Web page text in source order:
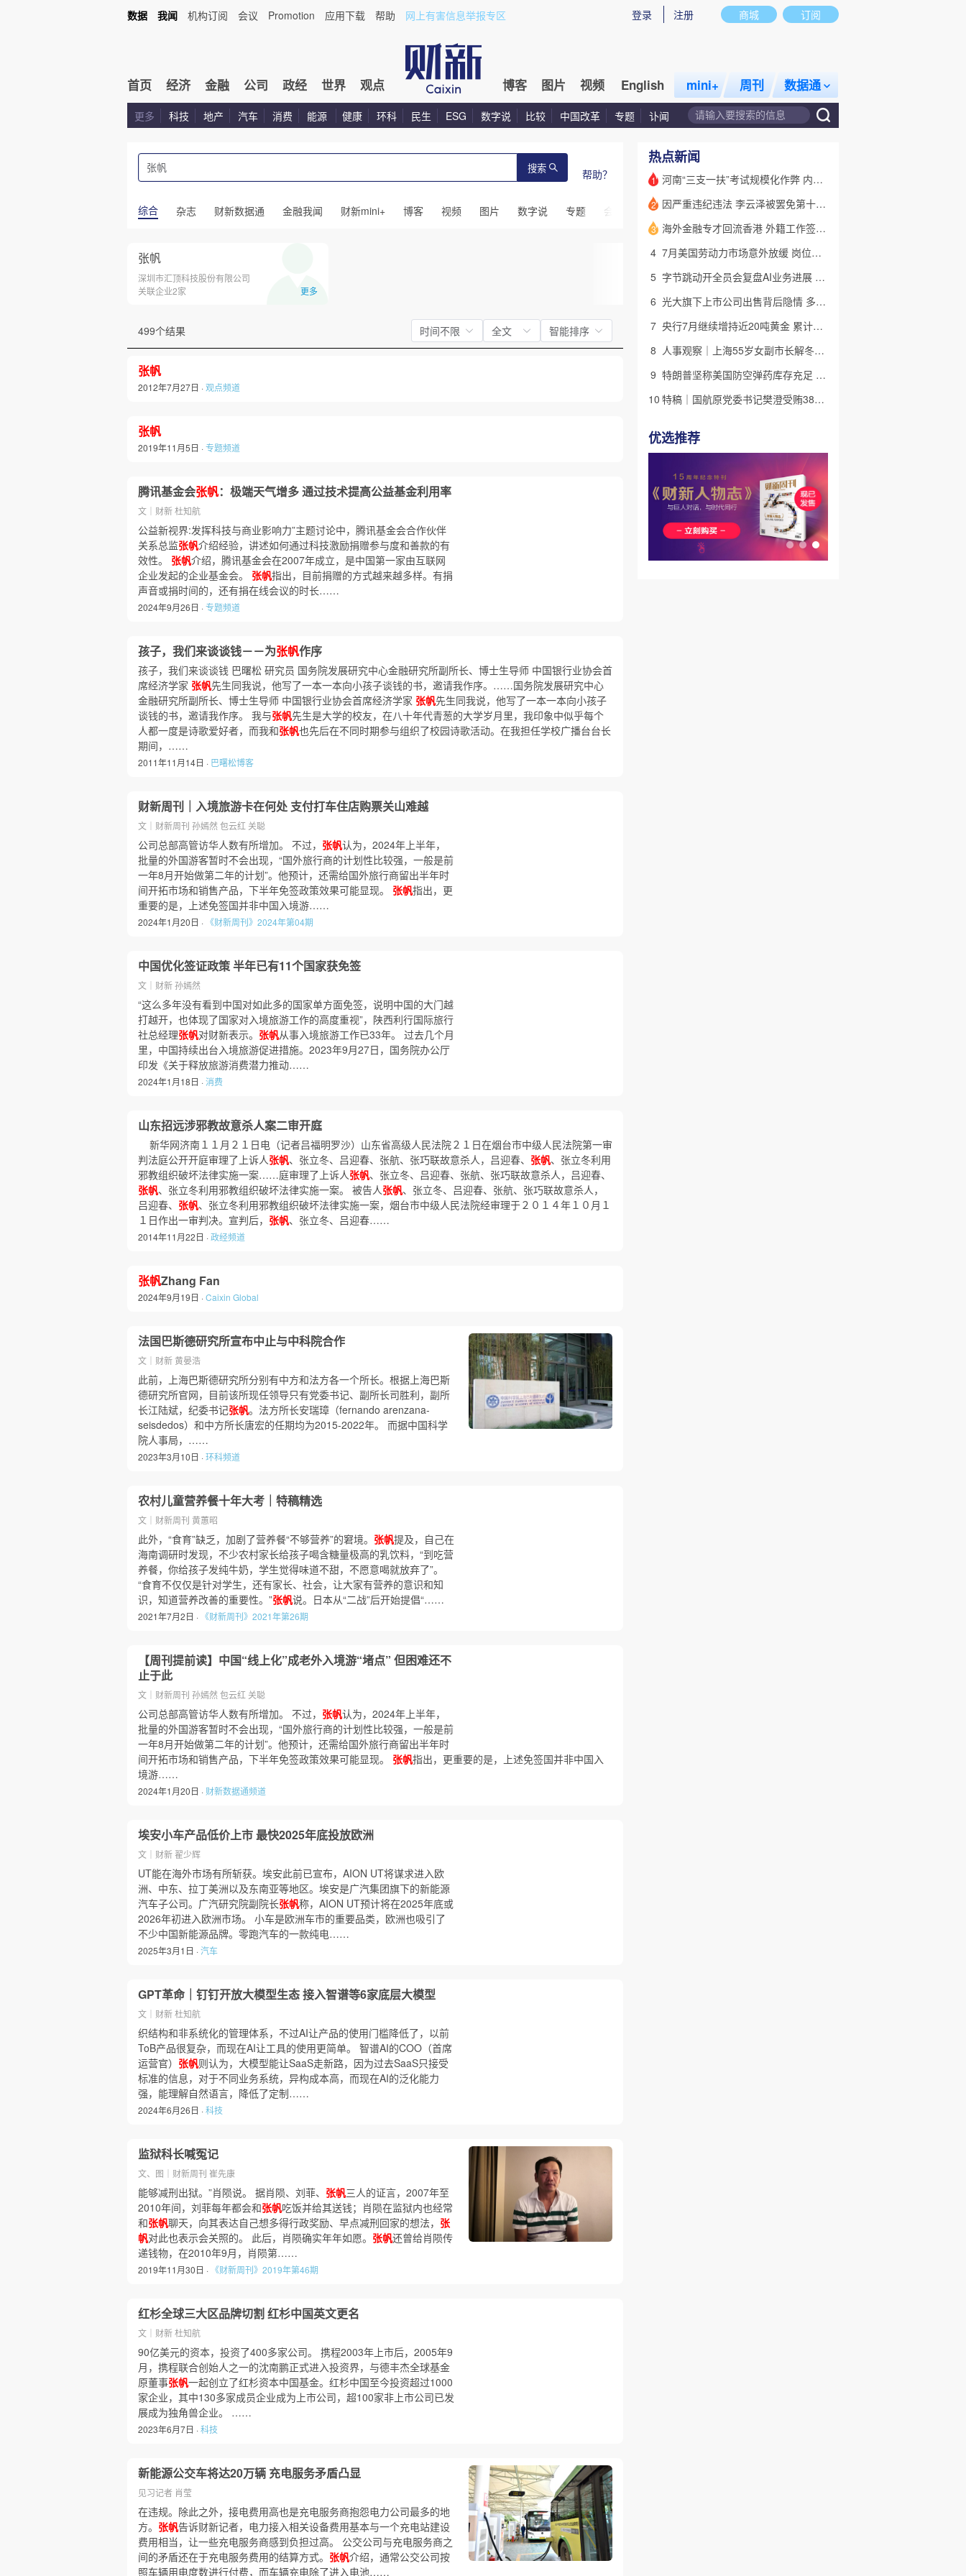
商城 订阅
登录 注册
数据 我闻 机构订阅 会议 Promotion 应用下载 帮助 网上有害信息举报专区
首页 经济 金融 公司 政经 世界 观点 博客 图片 视频 English mini+ 周刊 数据通
更多 科技 地产 汽车 消费 能源 健康 环科 民生 ESG 数字说 比较 中国改革 专题 讣闻
搜索 帮助？
综合 杂志 财新数据通 金融我闻 财新mini+ 博客 视频 图片 数字说 专题 会议 话题 特别呈现 私房课
张帆
深圳市汇顶科技股份有限公司
关联企业2家
更多
499个结果 时间不限 全文 智能排序
张帆
2012年7月27日 ·观点频道
张帆
2019年11月5日 ·专题频道
腾讯基金会张帆：极端天气增多 通过技术提高公益基金利用率
文｜财新 杜知航
公益新视界:发挥科技与商业影响力”主题讨论中，腾讯基金会合作伙伴
关系总监张帆介绍经验，讲述如何通过科技激励捐赠参与度和善款的有
效性。 张帆介绍，腾讯基金会在2007年成立，是中国第一家由互联网
企业发起的企业基金会。 张帆指出，目前捐赠的方式越来越多样。有捐
声音或捐时间的，还有捐在线会议的时长……
2024年9月26日 ·专题频道
孩子，我们来谈谈钱－－为张帆作序
孩子，我们来谈谈钱 巴曙松 研究员 国务院发展研究中心金融研究所副所长、博士生导师 中国银行业协会首
席经济学家 张帆先生同我说，他写了一本一本向小孩子谈钱的书，邀请我作序。……国务院发展研究中心
金融研究所副所长、博士生导师 中国银行业协会首席经济学家 张帆先生同我说，他写了一本一本向小孩子
谈钱的书，邀请我作序。 我与张帆先生是大学的校友，在八十年代青葱的大学岁月里，我印象中似乎每个
人都一度是诗歌爱好者，而我和张帆也先后在不同时期参与组织了校园诗歌活动。在我担任学校广播台台长
期间，……
2011年11月14日 · 巴曙松博客
财新周刊｜入境旅游卡在何处 支付打车住店购票关山难越
文｜财新周刊 孙嫣然 包云红 关聪
公司总部高管访华人数有所增加。 不过， 张帆认为，2024年上半年，
批量的外国游客暂时不会出现，“国外旅行商的计划性比较强，一般是前
一年8月开始做第二年的计划”。他预计，还需给国外旅行商留出半年时
间开拓市场和销售产品，下半年免签政策效果可能显现。 张帆指出，更
重要的是，上述免签国并非中国入境游……
2024年1月20日 · 《财新周刊》2024年第04期
中国优化签证政策 半年已有11个国家获免签
文｜财新 孙嫣然
“这么多年没有看到中国对如此多的国家单方面免签，说明中国的大门越
打越开，也体现了国家对入境旅游工作的高度重视”，陕西利行国际旅行
社总经理张帆对财新表示。 张帆从事入境旅游工作已33年。 过去几个月
里，中国持续出台入境旅游促进措施。2023年9月27日，国务院办公厅
印发《关于释放旅游消费潜力推动……
2024年1月18日 ·消费
山东招远涉邪教故意杀人案二审开庭
新华网济南１１月２１日电（记者吕福明罗沙）山东省高级人民法院２１日在烟台市中级人民法院第一审
判法庭公开开庭审理了上诉人张帆、张立冬、吕迎春、张航、张巧联故意杀人，吕迎春、 张帆、张立冬利用
邪教组织破坏法律实施一案……庭审理了上诉人张帆、张立冬、吕迎春、张航、张巧联故意杀人，吕迎春、
张帆、张立冬利用邪教组织破坏法律实施一案。 被告人张帆、张立冬、吕迎春、张航、张巧联故意杀人，
吕迎春、 张帆、张立冬利用邪教组织破坏法律实施一案，烟台市中级人民法院经审理于２０１４年１０月１
１日作出一审判决。宣判后， 张帆、张立冬、吕迎春……
2014年11月22日 ·政经频道
张帆Zhang Fan
2024年9月19日 ·Caixin Global
法国巴斯德研究所宣布中止与中科院合作
文｜财新 黄晏浩
此前，上海巴斯德研究所分别有中方和法方各一个所长。根据上海巴斯
德研究所官网，目前该所现任领导只有党委书记、副所长司胜利，副所
长江陆斌，纪委书记张帆。法方所长安瑞璋（fernando arenzana-
seisdedos）和中方所长唐宏的任期均为2015-2022年。 而据中国科学
院人事局，……
2023年3月10日 ·环科频道
农村儿童营养餐十年大考｜特稿精选
文｜财新周刊 黄蕙昭
此外，“食育”缺乏，加剧了营养餐“不够营养”的窘境。 张帆提及，自己在
海南调研时发现，不少农村家长给孩子喝含糖量极高的乳饮料，“到吃营
养餐，你给孩子发纯牛奶，学生觉得味道不甜，不愿意喝就放弃了”。
“食育不仅仅是针对学生，还有家长、社会，让大家有营养的意识和知
识，知道营养改善的重要性。”张帆说。日本从“二战”后开始提倡“……
2021年7月2日 · 《财新周刊》2021年第26期
【周刊提前读】中国“线上化”成老外入境游“堵点” 但困难还不
止于此
文｜财新周刊 孙嫣然 包云红 关聪
公司总部高管访华人数有所增加。 不过， 张帆认为，2024年上半年，
批量的外国游客暂时不会出现，“国外旅行商的计划性比较强，一般是前
一年8月开始做第二年的计划”。他预计，还需给国外旅行商留出半年时
间开拓市场和销售产品，下半年免签政策效果可能显现。 张帆指出，更重要的是，上述免签国并非中国入
境游……
2024年1月20日 · 财新数据通频道
埃安小车产品低价上市 最快2025年底投放欧洲
文｜财新 翟少辉
UT能在海外市场有所斩获。埃安此前已宣布，AION UT将谋求进入欧
洲、中东、拉丁美洲以及东南亚等地区。埃安是广汽集团旗下的新能源
汽车子公司。广汽研究院副院长张帆称，AION UT预计将在2025年底或
2026年初进入欧洲市场。 小车是欧洲车市的重要品类，欧洲也吸引了
不少中国新能源品牌。零跑汽车的一款纯电……
2025年3月1日 ·汽车
GPT革命｜钉钉开放大模型生态 接入智谱等6家底层大模型
文｜财新 杜知航
织结构和非系统化的管理体系，不过AI让产品的使用门槛降低了，以前
ToB产品很复杂，而现在AI让工具的使用更简单。 智谱AI的COO（首席
运营官） 张帆则认为，大模型能让SaaS走新路，因为过去SaaS只接受
标准的信息，对于不同业务系统，异构成本高，而现在AI的泛化能力
强，能理解自然语言，降低了定制……
2024年6月26日 ·科技
监狱科长喊冤记
文、图｜财新周刊 崔先康
能够减刑出狱。”肖陨说。 据肖陨、刘菲、 张帆三人的证言，2007年至
2010年间，刘菲每年都会和张帆吃饭并给其送钱；肖陨在监狱内也经常
和张帆聊天，向其表达自己想多得行政奖励、早点减刑回家的想法， 张
帆对此也表示会关照的。 此后，肖陨确实年年如愿。 张帆还曾给肖陨传
递钱物，在2010年9月，肖陨第……
2019年11月30日 · 《财新周刊》2019年第46期
红杉全球三大区品牌切割 红杉中国英文更名
文｜财新 杜知航
90亿美元的资本，投资了400多家公司。 携程2003年上市后，2005年9
月，携程联合创始人之一的沈南鹏正式进入投资界，与德丰杰全球基金
原董事张帆一起创立了红杉资本中国基金。红杉中国至今投资超过1000
家企业，其中130多家成员企业成为上市公司，超100家非上市公司已发
展成为独角兽企业。 ……
2023年6月7日 ·科技
新能源公交车将达20万辆 充电服务矛盾凸显
见习记者 肖莹
在违规。除此之外，接电费用高也是充电服务商抱怨电力公司最多的地
方。 张帆告诉财新记者，电力接入相关设备费用基本与一个充电站建设
费用相当，让一些充电服务商感到负担过高。 公交公司与充电服务商之
间的矛盾还在于充电服务费用的结算方式。 张帆介绍，通常公交公司按
照车辆用电度数进行付费，而车辆充电除了进入电池……
热点新闻
1 河南“三支一扶”考试规模化作弊 内外勾结提前获取试卷
2 因严重违纪违法 李云泽被罢免第十四届全国人大代表职务
3
海外金融专才回流香港 外籍工作签证翻倍
4
7月美国劳动力市场意外放缓 岗位减少2.3万个失业率降至4.1%
5
字节跳动开全员会复盘AI业务进展 称大模型被海外竞对拉开差距
6
光大旗下上市公司出售背后隐情 多人卷入医疗腐败案被查
7
央行7月继续增持近20吨黄金 累计储备超过7600万盎司
8
人事观察｜上海55岁女副市长解冬进京 候任中国侨联副主席
9
特朗普坚称美国防空弹药库存充足 但不会向乌克兰提供更多
10
特稿｜国航原党委书记樊澄受贿3847万元二审待宣判 否认大多数指控
优选推荐